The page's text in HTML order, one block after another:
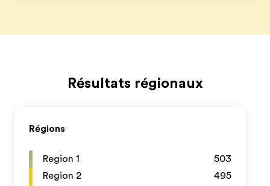
Résultats régionaux
Régions
Region 1
503
Region 2
495